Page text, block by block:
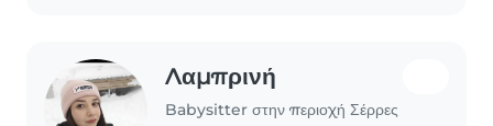
Λαμπρινή
Babysitter στην περιοχή Σέρρες